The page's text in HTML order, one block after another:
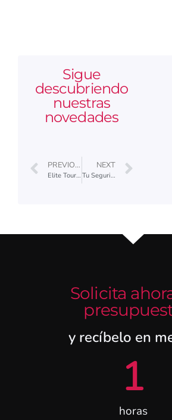
Sigue
descubriendo
nuestras
novedades
PREVIOUS
Elite Touring: Otro Año Más en la Campaña de Vacunación Infantil de la Fundación La Caixa y Gavi, the Vaccine Alliance
NEXT
Tu Seguridad es Nuestra Prioridad – Descubre la Tecnología que te Protege en Cada Trayecyo
Solicita
y recíbelo en
horas
1